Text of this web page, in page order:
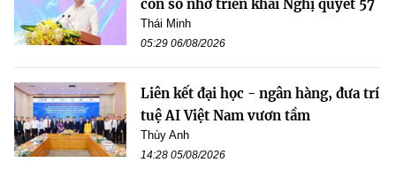
con số nhờ triển khai Nghị quyết 57
Thái Minh
05:29 06/08/2026
Liên kết đại học - ngân hàng, đưa trí
tuệ AI Việt Nam vươn tầm
Thùy Anh
14:28 05/08/2026